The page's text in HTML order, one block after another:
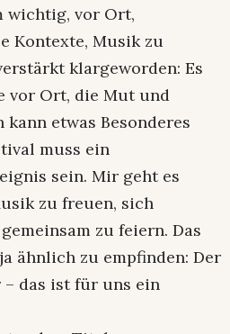
wichtig, vor Ort,
Kontexte, Musik zu
klargeworden: Es
vor Ort, die Mut und
kann etwas Besonderes
muss ein
sein. Mir geht es
zu freuen, sich
zu feiern. Das
ähnlich zu empfinden: Der
das ist für uns ein